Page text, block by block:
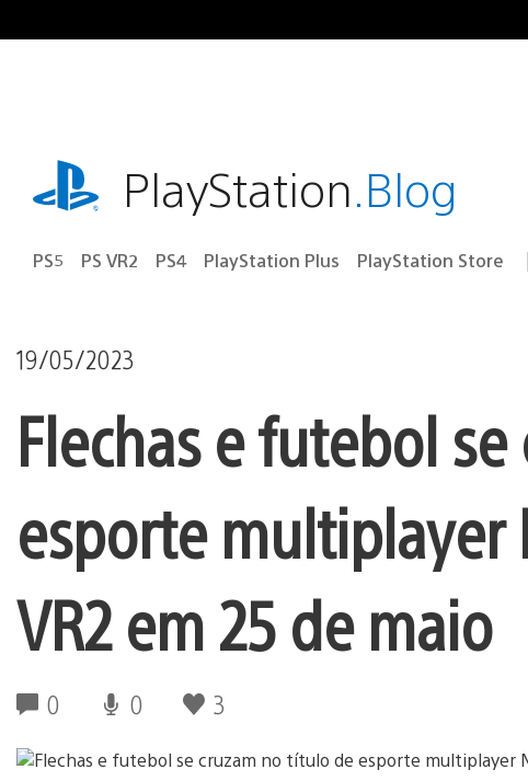
para
playstation.comPlayStation.Blog
PS5 PS VR2 PS4 PlayStation Plus PlayStation Store
19/05/2023
Flechas e futebol
esporte multiplayer
VR2 em 25 de maio
0 0 3